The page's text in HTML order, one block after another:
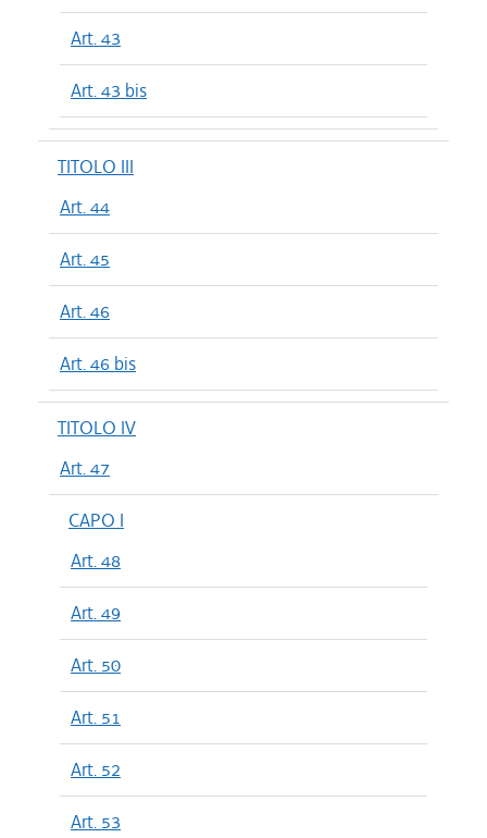
Art. 43
Art. 43 bis
TITOLO III
Art. 44
Art. 45
Art. 46
Art. 46 bis
TITOLO IV
Art. 47
CAPO I
Art. 48
Art. 49
Art. 50
Art. 51
Art. 52
Art. 53